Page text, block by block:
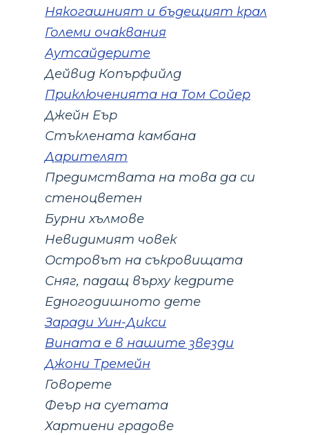
Някогашният и бъдещият крал
Големи очаквания
Аутсайдерите
Дейвид Копърфийлд
Приключенията на Том Сойер
Джейн Еър
Стъклената камбана
Дарителят
Предимствата на това да си
стеноцветен
Бурни хълмове
Невидимият човек
Островът на съкровищата
Сняг, падащ върху кедрите
Едногодишното дете
Заради Уин-Дикси
Вината е в нашите звезди
Джони Тремейн
Говорете
Феър на суетата
Хартиени градове